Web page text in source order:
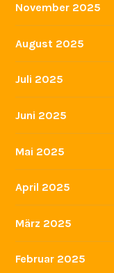
November 2025
August 2025
Juli 2025
Juni 2025
Mai 2025
April 2025
März 2025
Februar 2025